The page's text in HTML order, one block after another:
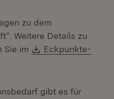
zu dem
Weitere Details zu
Sie im
Download:
Eckpunkte-
gibt es für